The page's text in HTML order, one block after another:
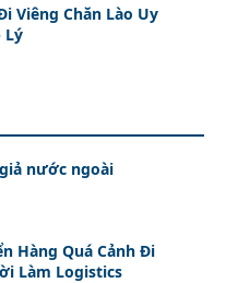
Viêng Chăn Lào Uy
Lý
nước ngoài
Hàng Quá Cảnh Đi
Làm Logistics